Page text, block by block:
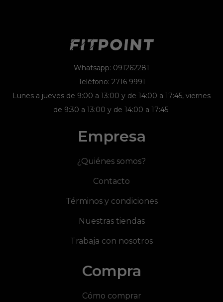
Whatsapp: 091262281
Teléfono: 2716 9991
Lunes a jueves de 9:00 a 13:00 y de 14:00 a 17:45, viernes
de 9:30 a 13:00 y de 14:00 a 17:45.
Empresa
¿Quiénes somos?
Contacto
Términos y condiciones
Nuestras tiendas
Trabaja con nosotros
Compra
Cómo comprar